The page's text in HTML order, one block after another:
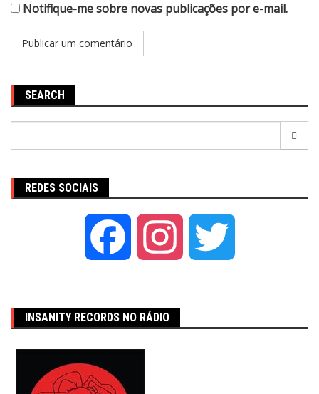
Notifique-me sobre novas publicações por e-mail.
SEARCH
REDES SOCIAIS
Facebook Instagram
INSANITY RECORDS NO RÁDIO